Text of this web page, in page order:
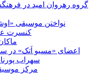
گروه رهروان امید در
نواختن موسیقی
کنسرت
اعضای «مسیو اَتک» در
سهراب
مرکز